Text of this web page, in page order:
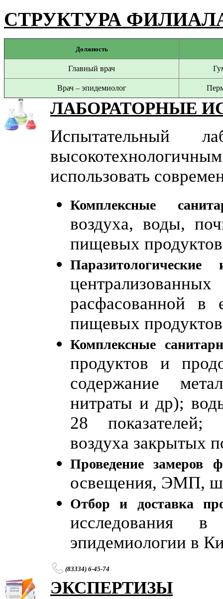
СТРУКТУРА
Должность
Главный врач
Врач – эпидемиолог
ЛАБОРАТОРНЫЕ
Испытательный
использовать
Комплексные
воздуха, воды,
пищевых
Паразитологические
расфасованной в
пищевых
Комплексные
продуктов и
содержание
нитраты и др);
28 показателей;
воздуха закрытых
Проведение замеров
освещения, ЭМП,
Отбор и доставка
эпидемиологии в
(83334) 6-45-74
ЭКСПЕРТИЗЫ